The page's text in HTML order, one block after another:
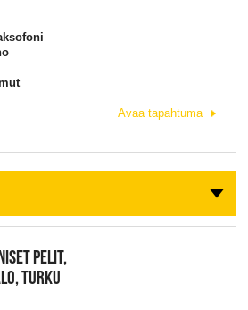
Avaa tapahtuma
PELIT,
TURKU